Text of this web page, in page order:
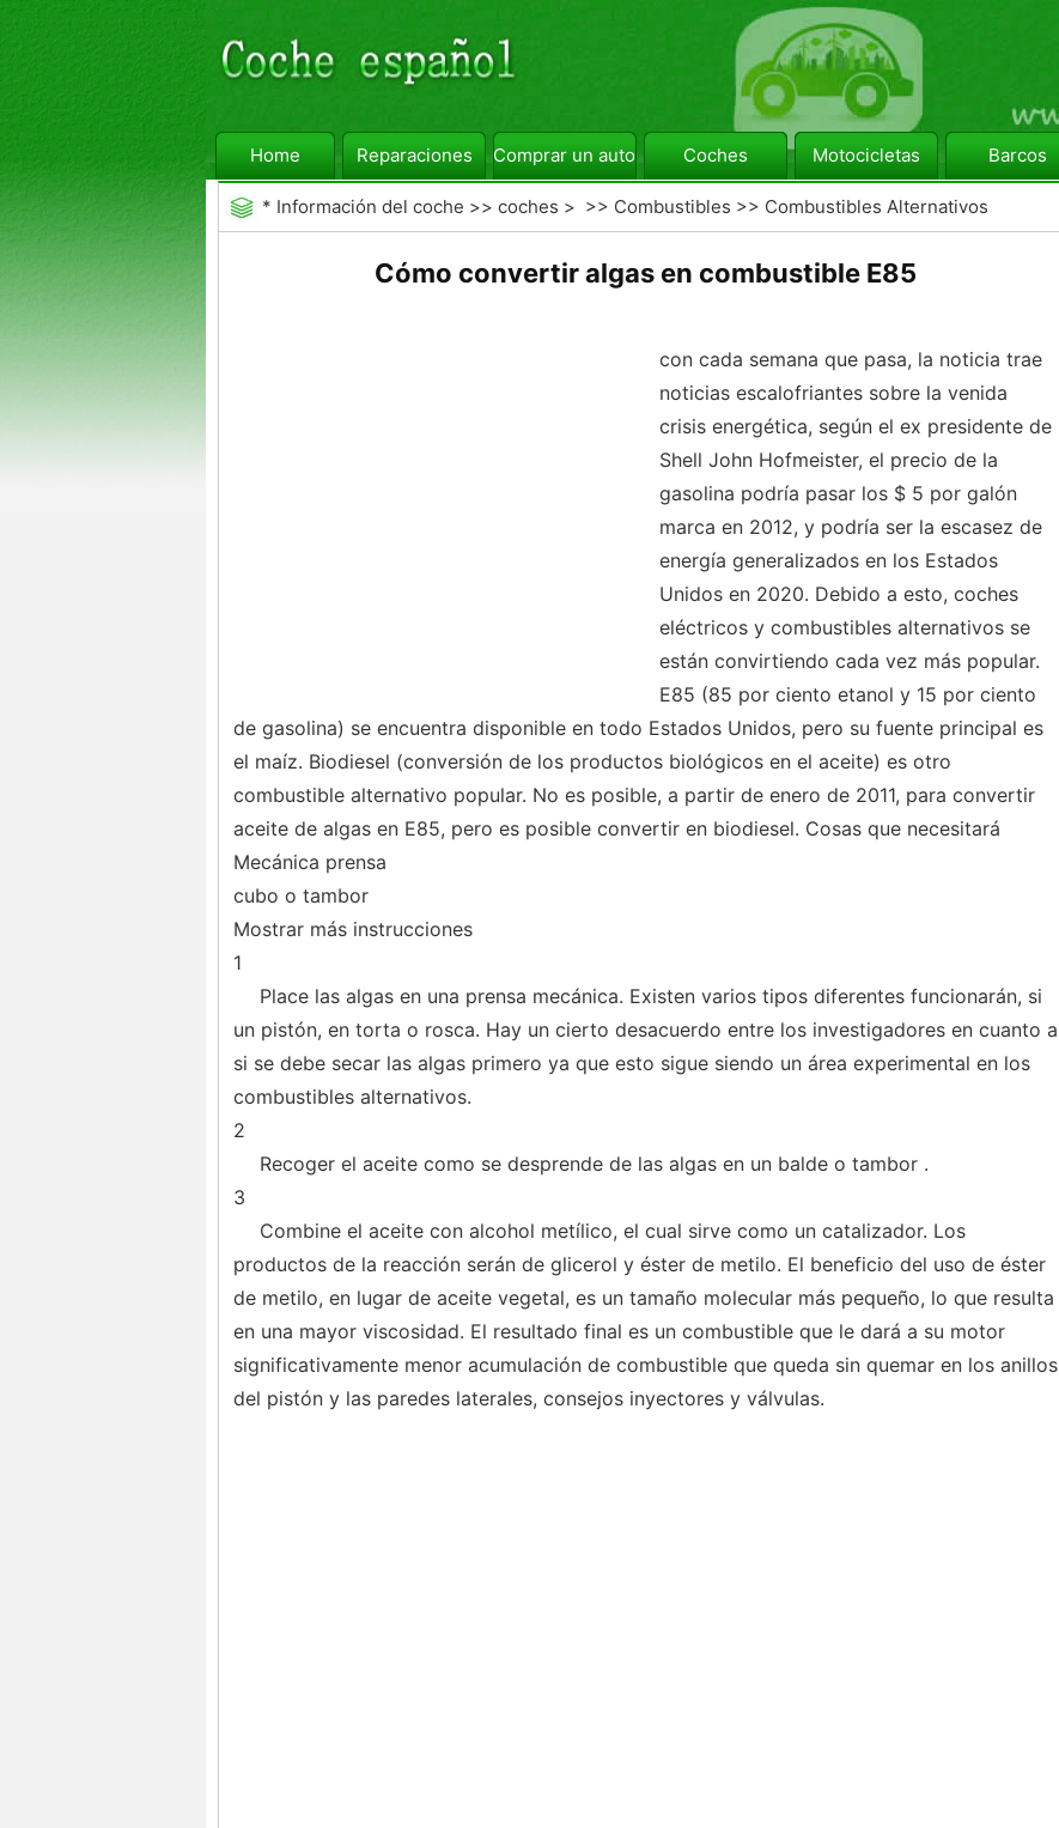
Home Reparaciones Comprar un automóvil Coches Motocicletas Barcos
* Información del coche >> coches > >> Combustibles >> Combustibles Alternativos
Cómo convertir algas en combustible E85
con cada semana que pasa, la noticia trae
noticias escalofriantes sobre la venida
crisis energética, según el ex presidente de
Shell John Hofmeister, el precio de la
gasolina podría pasar los $ 5 por galón
marca en 2012, y podría ser la escasez de
energía generalizados en los Estados
Unidos en 2020. Debido a esto, coches
eléctricos y combustibles alternativos se
están convirtiendo cada vez más popular.
E85 (85 por ciento etanol y 15 por ciento
de gasolina) se encuentra disponible en todo Estados Unidos, pero su fuente principal es
el maíz. Biodiesel (conversión de los productos biológicos en el aceite) es otro
combustible alternativo popular. No es posible, a partir de enero de 2011, para convertir
aceite de algas en E85, pero es posible convertir en biodiesel. Cosas que necesitará
Mecánica prensa
cubo o tambor
Mostrar más instrucciones
1
Place las algas en una prensa mecánica. Existen varios tipos diferentes funcionarán, si
un pistón, en torta o rosca. Hay un cierto desacuerdo entre los investigadores en cuanto a
si se debe secar las algas primero ya que esto sigue siendo un área experimental en los
combustibles alternativos.
2
Recoger el aceite como se desprende de las algas en un balde o tambor .
3
Combine el aceite con alcohol metílico, el cual sirve como un catalizador. Los
productos de la reacción serán de glicerol y éster de metilo. El beneficio del uso de éster
de metilo, en lugar de aceite vegetal, es un tamaño molecular más pequeño, lo que resulta
en una mayor viscosidad. El resultado final es un combustible que le dará a su motor
significativamente menor acumulación de combustible que queda sin quemar en los anillos
del pistón y las paredes laterales, consejos inyectores y válvulas.